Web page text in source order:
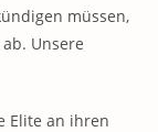
müssen,
Unsere
Elite an ihren